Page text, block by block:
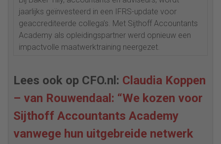
jaarlijks geïnvesteerd in een IFRS-update voor
geaccrediteerde collega’s. Met Sijthoff Accountants
Academy als opleidingspartner werd opnieuw een
impactvolle maatwerktraining neergezet.
Lees ook op CFO.nl: Claudia Koppen
– van Rouwendaal: “We kozen voor
Sijthoff Accountants Academy
vanwege hun uitgebreide netwerk